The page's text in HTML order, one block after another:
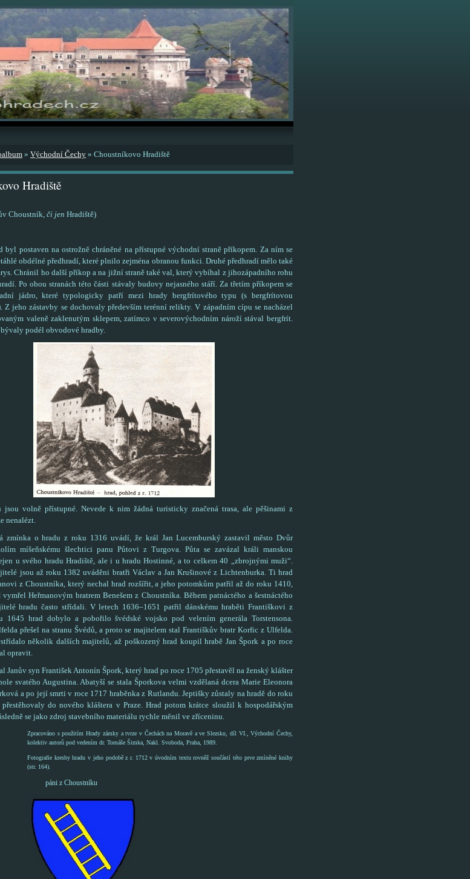
» Východní Čechy » Choustníkovo Hradiště
Hradiště
Choustník, či jen Hradiště)
byl postaven na ostrožně chráněné na přístupné východní straně příkopem. Za ním se
obdélné předhradí, které plnilo zejména obranou funkci. Druhé předhradí mělo také
Chránil ho další příkop a na jižní straně také val, který vybíhal z jihozápadního rohu
Po obou stranách této části stávaly budovy nejasného stáří. Za třetím příkopem se
jádro, které typologicky patří mezi hrady bergfrítového typu (s bergfrítovou
Z jeho zástavby se dochovaly především terénní relikty. V západním cípu se nacházel
valeně zaklenutým sklepem, zatímco v severovýchodním nároží stával bergfrít.
podél obvodové hradby.
jsou volně přístupné. Nevede k nim žádná turisticky značená trasa, ale pěšinami z
nenalézt.
zmínka o hradu z roku 1316 uvádí, že král Jan Lucemburský zastavil město Dvůr
míšeňskému šlechtici panu Půtovi z Turgova. Půta se zavázal králi manskou
u svého hradu Hradiště, ale i u hradu Hostinné, a to celkem 40 „zbrojnými muži“.
jsou až roku 1382 uváděni bratři Václav a Jan Krušinové z Lichtenburka. Ti hrad
z Choustníka, který nechal hrad rozšířit, a jeho potomkům patřil až do roku 1410,
Heřmanovým bratrem Benešem z Choustníka. Během patnáctého a šestnáctého
hradu často střídali. V letech 1636–1651 patřil dánskému hraběti Františkovi z
1645 hrad dobylo a pobořilo švédské vojsko pod velením generála Torstensona.
přešel na stranu Švédů, a proto se majitelem stal Františkův bratr Korfic z Ulfelda.
několik dalších majitelů, až poškozený hrad koupil hrabě Jan Špork a po roce
opravit.
Janův syn František Antonín Špork, který hrad po roce 1705 přestavěl na ženský klášter
svatého Augustina. Abatyší se stala Šporkova velmi vzdělaná dcera Marie Eleonora
a po její smrti v roce 1717 hraběnka z Rutlandu. Jeptišky zůstaly na hradě do roku
do nového kláštera v Praze. Hrad potom krátce sloužil k hospodářským
se jako zdroj stavebního materiálu rychle měnil ve zříceninu.
Zpracováno s použitím Hrady zámky a tvrze v Čechách na Moravě a ve Slezsku, díl VI., Východní Čechy,
kolektiv autorů pod vedením dr. Tomáše Šimka, Nakl. Svoboda, Praha, 1989.
Fotografie kresby hradu v jeho podobě z r. 1712 v úvodním textu rovněž součástí této prve zmíněné knihy
(str. 164).
páni z Choustníku